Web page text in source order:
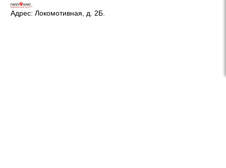
.
Адрес: Локомотивная, д. 2Б.